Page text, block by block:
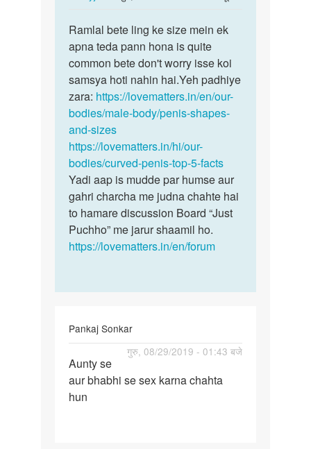
to
Mera
Ling
tedha
Hai
Sidha…
by
RAMLAL
Ramlal
bete
ling
ke
size…
Ramlal bete ling ke size mein ek
apna teda pann hona is quite
common bete don't worry isse koi
samsya hoti nahin hai.Yeh padhiye
zara: https://lovematters.in/en/our-
bodies/male-body/penis-shapes-
and-sizes
https://lovematters.in/hi/our-
bodies/curved-penis-top-5-facts
Yadi aap is mudde par humse aur
gahri charcha me judna chahte hai
to hamare discussion Board “Just
Puchho” me jarur shaamil ho.
https://lovematters.in/en/forum
Pankaj Sonkar
गुरु, 08/29/2019 - 01:43 बजे
Aunty
se
aur
Aunty se
aur bhabhi se sex karna chahta
hun